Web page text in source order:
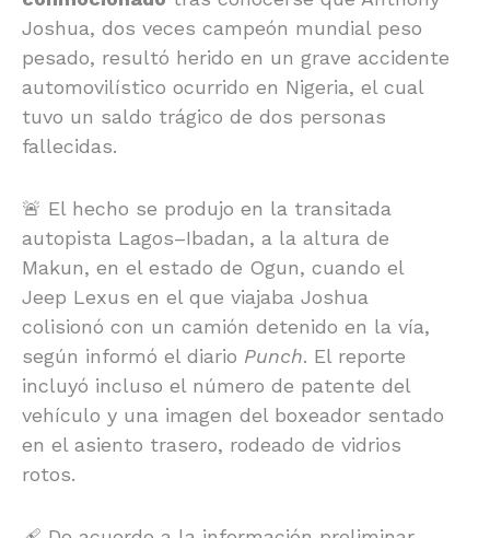
Joshua, dos veces campeón mundial peso
pesado, resultó herido en un grave accidente
automovilístico ocurrido en Nigeria, el cual
tuvo un saldo trágico de dos personas
fallecidas.
🚨 El hecho se produjo en la transitada
autopista Lagos–Ibadan, a la altura de
Makun, en el estado de Ogun, cuando el
Jeep Lexus en el que viajaba Joshua
colisionó con un camión detenido en la vía,
según informó el diario Punch. El reporte
incluyó incluso el número de patente del
vehículo y una imagen del boxeador sentado
en el asiento trasero, rodeado de vidrios
rotos.